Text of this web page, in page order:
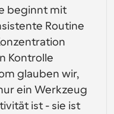
Unterstützung
Gesundheitsversor
gung
Telemedizin
Teilnehmern planen
erfahren?
beginnt mit
Routine
Kontrolle
glauben wir,
ein Werkzeug
ist - sie ist